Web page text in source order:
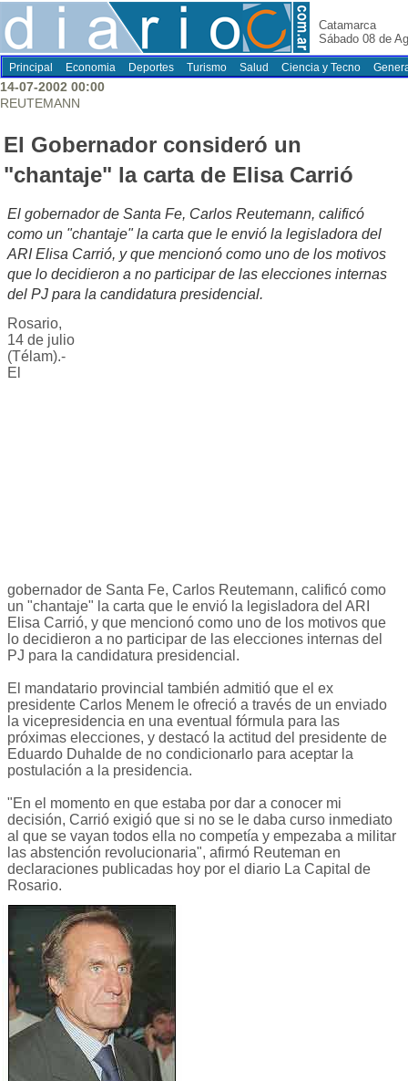
Catamarca
Sábado 08 de
Principal Economia Deportes Turismo Salud Ciencia y Tecno
14-07-2002 00:00
REUTEMANN
El Gobernador consideró un
"chantaje" la carta de Elisa Carrió
El gobernador de Santa Fe, Carlos Reutemann, calificó
como un "chantaje" la carta que le envió la legisladora del
ARI Elisa Carrió, y que mencionó como uno de los motivos
que lo decidieron a no participar de las elecciones internas
del PJ para la candidatura presidencial.
Rosario,
14 de julio
(Télam).-
El
gobernador de Santa Fe, Carlos Reutemann, calificó como
un "chantaje" la carta que le envió la legisladora del ARI
Elisa Carrió, y que mencionó como uno de los motivos que
lo decidieron a no participar de las elecciones internas del
PJ para la candidatura presidencial.
El mandatario provincial también admitió que el ex
presidente Carlos Menem le ofreció a través de un enviado
la vicepresidencia en una eventual fórmula para las
próximas elecciones, y destacó la actitud del presidente de
Eduardo Duhalde de no condicionarlo para aceptar la
postulación a la presidencia.
"En el momento en que estaba por dar a conocer mi
decisión, Carrió exigió que si no se le daba curso inmediato
al que se vayan todos ella no competía y empezaba a militar
las abstención revolucionaria", afirmó Reuteman en
declaraciones publicadas hoy por el diario La Capital de
Rosario.